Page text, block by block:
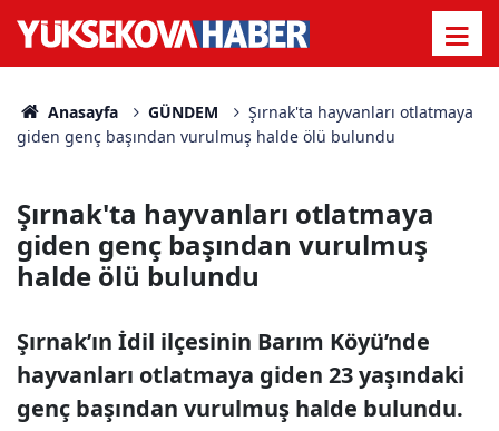
Anasayfa GÜNDEM
Şırnak'ta hayvanları otlatmaya
giden genç başından vurulmuş halde ölü bulundu
Şırnak'ta hayvanları otlatmaya
giden genç başından vurulmuş
halde ölü bulundu
Şırnak’ın İdil ilçesinin Barım Köyü’nde
hayvanları otlatmaya giden 23 yaşındaki
genç başından vurulmuş halde bulundu.